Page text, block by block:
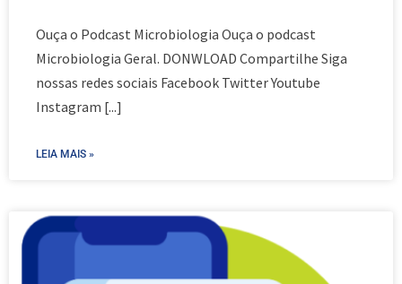
Ouça o Podcast Microbiologia Ouça o podcast
Microbiologia Geral. DONWLOAD Compartilhe Siga
nossas redes sociais Facebook Twitter Youtube
Instagram [...]
LEIA MAIS »